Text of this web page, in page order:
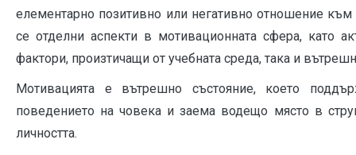
елементарно позитивно или негативно отношение към
се отделни аспекти в мотивационната сфера, като
фактори, произтичащи от учебната среда, така и
Мотивацията е вътрешно състояние, което
поведението на човека и заема водещо място в
личността.